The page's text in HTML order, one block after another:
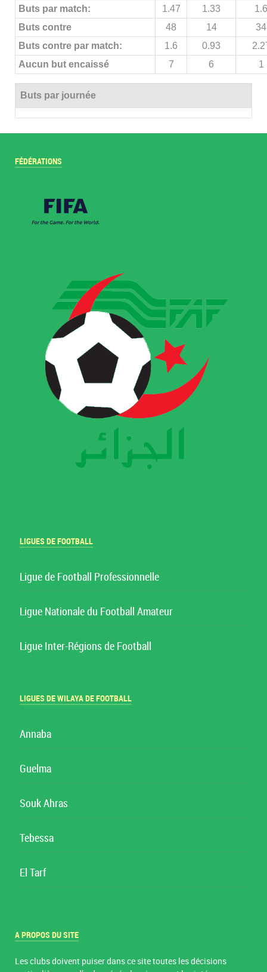
Buts par match:
1.47 1.33
1.6
Buts contre
48 14
34
Buts contre par match:
1.6 0.93
Aucun but encaissé
7 6 1
Buts par journée
FÉDÉRATIONS
LIGUES DE FOOTBALL
Ligue de Football Professionnelle
Ligue Nationale du Football Amateur
Ligue Inter-Régions de Football
LIGUES DE WILAYA DE FOOTBALL
Annaba
Guelma
Souk Ahras
Tebessa
El Tarf
A PROPOS DU SITE
Les clubs doivent puiser dans ce site toutes les décisions